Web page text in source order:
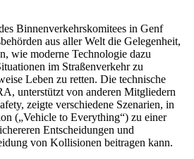
Binnenverkehrskomitees in Genf
aus aller Welt die Gelegenheit,
wie moderne Technologie dazu
im Straßenverkehr zu
Leben zu retten. Die technische
unterstützt von anderen Mitgliedern
zeigte verschiedene Szenarien, in
(„Vehicle to Everything“) zu einer
Entscheidungen und
von Kollisionen beitragen kann.